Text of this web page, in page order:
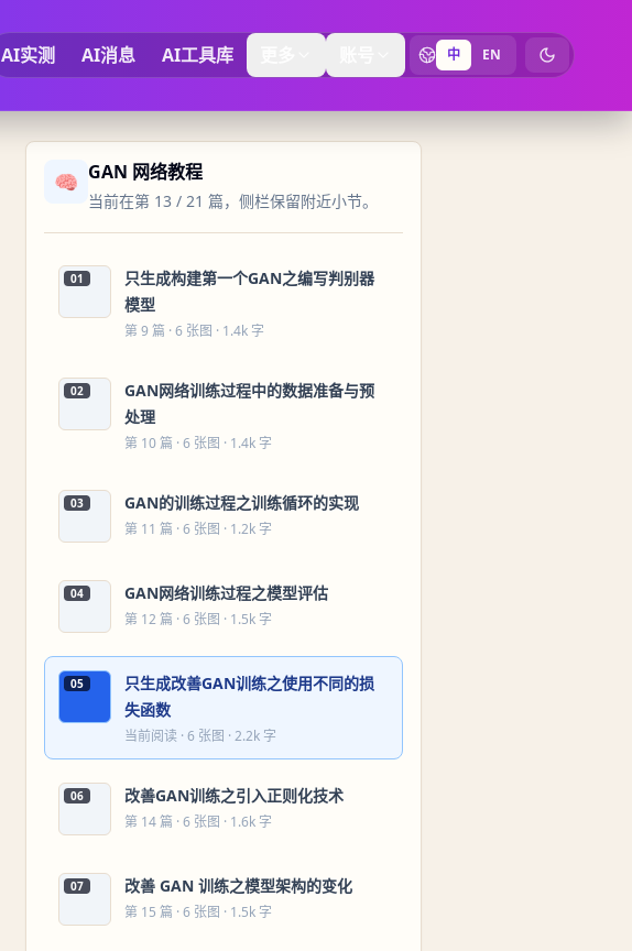
AI实测 AI消息 AI工具库 中 EN 切换为暗黑
🧠 GAN 网络教程
当前在第 13 / 21 篇，侧栏保留附近小节。
01
只生成构建第一个GAN之编写判别器
模型
第 9 篇 · 6 张图 · 1.4k 字
02
GAN网络训练过程中的数据准备与预
处理
第 10 篇 · 6 张图 · 1.4k 字
03 GAN的训练过程之训练循环的实现
第 11 篇 · 6 张图 · 1.2k 字
04 GAN网络训练过程之模型评估
第 12 篇 · 6 张图 · 1.5k 字
05
只生成改善GAN训练之使用不同的损
失函数
当前阅读 · 6 张图 · 2.2k 字
06 改善GAN训练之引入正则化技术
第 14 篇 · 6 张图 · 1.6k 字
07 改善 GAN 训练之模型架构的变化
第 15 篇 · 6 张图 · 1.5k 字